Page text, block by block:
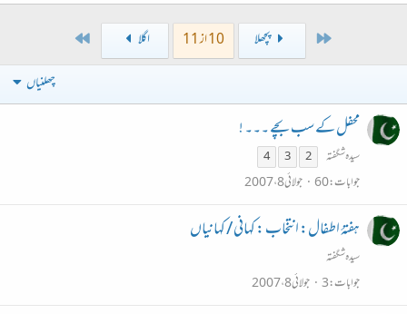
پچھلا 10 از 11 اگلا
چھلنیاں
محفل کے سب بچے ۔۔۔ !
سیدہ شگفتہ 2
3
4
جوابات 60 جولائی 8، 2007
ہفتۂ اطفال: انتخاب : کہانی / کہانیاں
سیدہ شگفتہ
جوابات 3 جولائی 8، 2007